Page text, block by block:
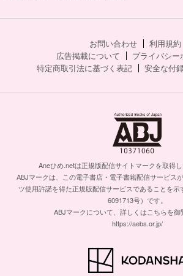
お問い合わせ
利用規約
広告掲載について
プライバシー
特定商取引法に基づく表記
安全な付
Aneひめ.netは正規版配信サイトマークを取得し
ABJマークは、この電子書店・電子書籍配信サービス
ツ使用許諾を得た正規版配信サービスであることを
6091713号）です。
ABJマークについて、詳しくはこちらを御
https://aebs.or.jp/